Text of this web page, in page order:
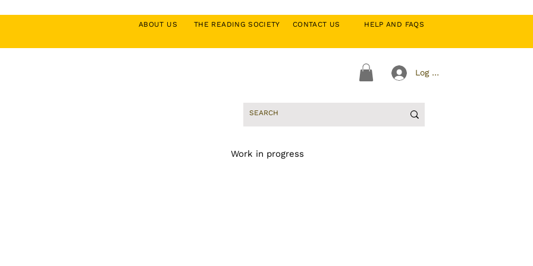
ABOUT US HELP AND FAQS
THE READING SOCIETY CONTACT US
Log In
Work in progress